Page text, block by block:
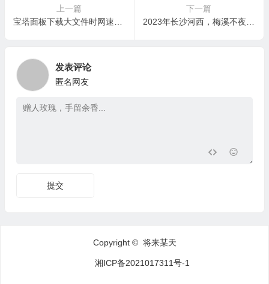
上一篇
下一篇
发表评论
匿名网友
提交
Copyright © 将来某天
湘ICP备2021017311号-1